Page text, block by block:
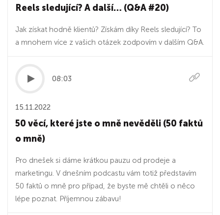
Reels sledující? A další… (Q&A #20)
Jak získat hodně klientů? Získám díky Reels sledující? To
a mnohem více z vašich otázek zodpovím v dalším Q&A.
08:03
15.11.2022
50 věcí, které jste o mně nevěděli (50 faktů
o mně)
Pro dnešek si dáme krátkou pauzu od prodeje a
marketingu. V dnešním podcastu vám totiž představím
50 faktů o mně pro případ, že byste mě chtěli o něco
lépe poznat. Příjemnou zábavu!